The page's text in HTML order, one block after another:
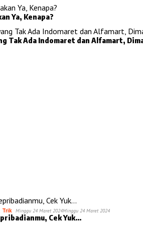
Ya, Kenapa?
Tak Ada Indomaret dan Alfamart,
Trik Minggu 24 Maret 2024Minggu 24 Maret 2024
Cek Yuk…